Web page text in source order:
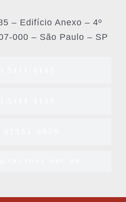
– Edifício Anexo – 4º
000 – São Paulo – SP